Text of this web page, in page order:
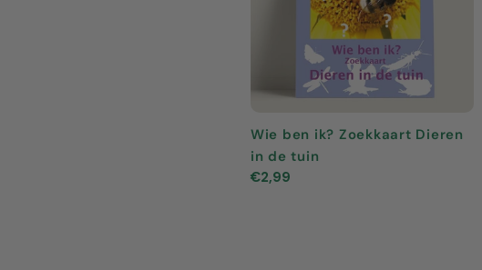
Wie ben ik? Zoekkaart Dieren
in de tuin
Normale
€2,99